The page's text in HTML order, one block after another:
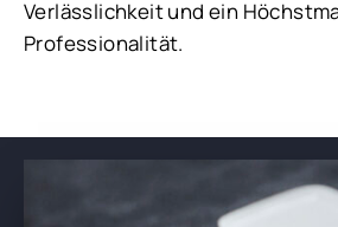
Verlässlichkeit und ein
Professionalität.